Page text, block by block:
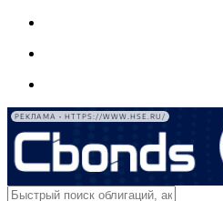
РЕКЛАМА • HTTPS://WWW.HSE.RU/